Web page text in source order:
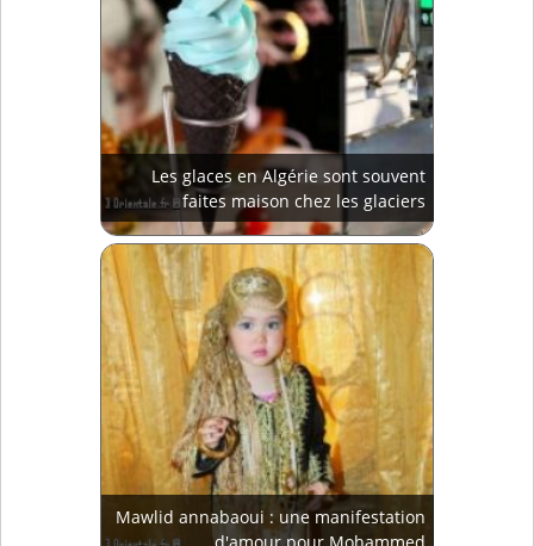
Les glaces en Algérie sont souvent
faites maison chez les glaciers
Mawlid annabaoui : une manifestation